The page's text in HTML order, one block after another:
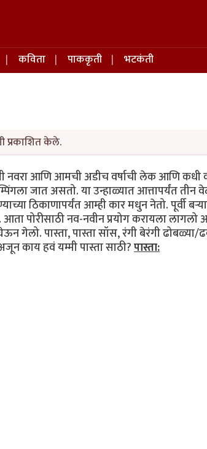
कविता पाककृती
भटकंती
प्रकाशित केले.
नवरा आणि आमची अडीच वर्षाची लेक आणि कधी
जात असतो. या उन्हाळ्यात आत्तापर्यंत तीन
ठिकाणापर्यंत आम्ही कार मधुन नेतो. पूर्वी
पोरीसाठी नव-नवीन प्रयोग करायला लागलो
पास्ता, पास्ता सॉस, रंगी बेरंगी ढोबळ्या/
काय हवं यम्मी पास्ता साठी?पास्ता: